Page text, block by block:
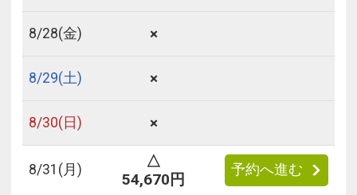
8/28(金) ×
8/29(土) ×
8/30(日) ×
8/31 (月)
△
54,670円
予約へ進む